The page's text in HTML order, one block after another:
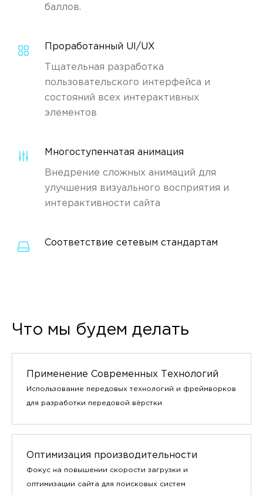
баллов.
Проработанный UI/UX
Тщательная разработка
пользовательского интерфейса и
состояний всех интерактивных
элементов
Многоступенчатая анимация
Внедрение сложных анимаций для
улучшения визуального восприятия и
интерактивности сайта
Соответствие сетевым стандартам
Что мы будем делать
Применение Современных Технологий
Использование передовых технологий и фреймворков
для разработки передовой вёрстки
Оптимизация производительности
Фокус на повышении скорости загрузки и
оптимизации сайта для поисковых систем